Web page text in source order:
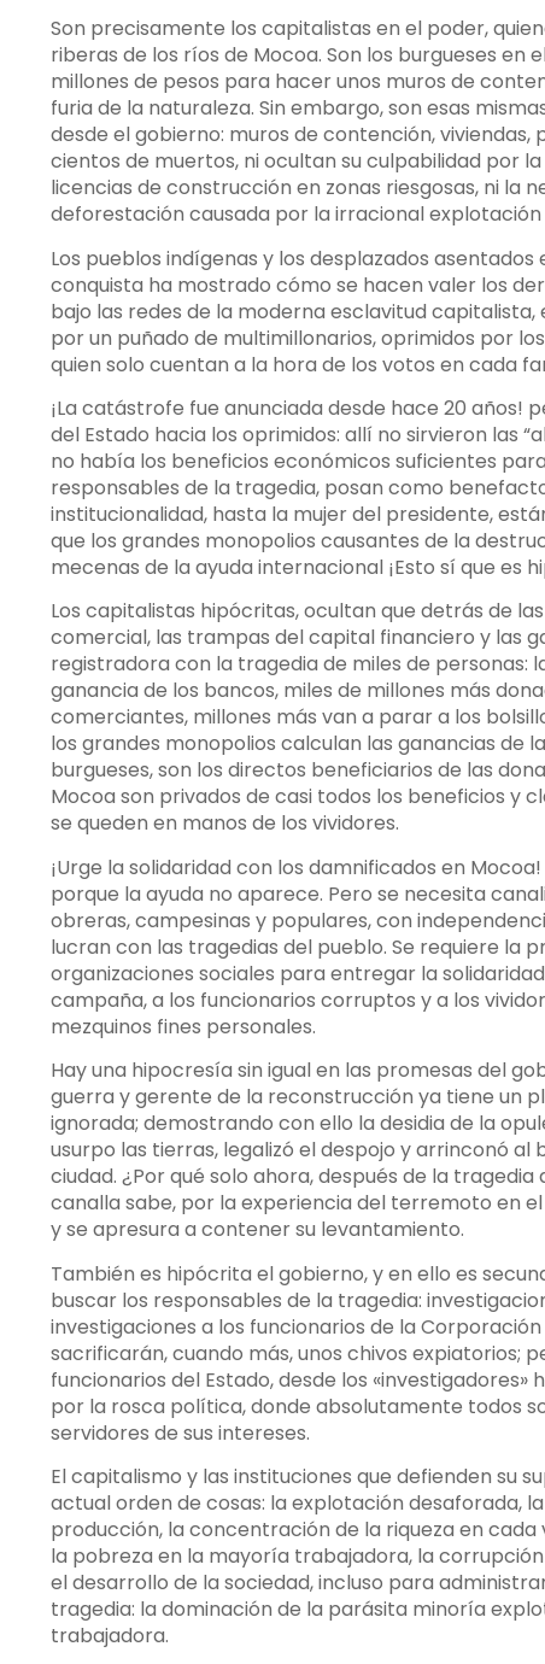
Son precisamente los capitalistas en el poder,
riberas de los ríos de Mocoa. Son los burgueses en
millones de pesos para hacer unos muros de
furia de la naturaleza. Sin embargo, son esas
desde el gobierno: muros de contención,
cientos de muertos, ni ocultan su culpabilidad por
licencias de construcción en zonas riesgosas, ni la
deforestación causada por la irracional
Los pueblos indígenas y los desplazados
conquista ha mostrado cómo se hacen valer los
bajo las redes de la moderna esclavitud
por un puñado de multimillonarios, oprimidos por
quien solo cuentan a la hora de los votos en cada
¡La catástrofe fue anunciada desde hace 20
del Estado hacia los oprimidos: allí no sirvieron las
no había los beneficios económicos suficientes
responsables de la tragedia, posan como
institucionalidad, hasta la mujer del presidente,
que los grandes monopolios causantes de la
mecenas de la ayuda internacional ¡Esto sí que es
Los capitalistas hipócritas, ocultan que detrás de
comercial, las trampas del capital financiero y las
registradora con la tragedia de miles de personas:
ganancia de los bancos, miles de millones más
comerciantes, millones más van a parar a los
los grandes monopolios calculan las ganancias de
burgueses, son los directos beneficiarios de las
Mocoa son privados de casi todos los beneficios y
se queden en manos de los vividores.
¡Urge la solidaridad con los damnificados en
porque la ayuda no aparece. Pero se necesita
obreras, campesinas y populares, con
lucran con las tragedias del pueblo. Se requiere la
organizaciones sociales para entregar la
campaña, a los funcionarios corruptos y a los
mezquinos fines personales.
Hay una hipocresía sin igual en las promesas del
guerra y gerente de la reconstrucción ya tiene un
ignorada; demostrando con ello la desidia de la
usurpo las tierras, legalizó el despojo y arrinconó
ciudad. ¿Por qué solo ahora, después de la
canalla sabe, por la experiencia del terremoto en
y se apresura a contener su levantamiento.
También es hipócrita el gobierno, y en ello es
buscar los responsables de la tragedia:
investigaciones a los funcionarios de la
sacrificarán, cuando más, unos chivos expiatorios;
funcionarios del Estado, desde los
por la rosca política, donde absolutamente todos
servidores de sus intereses.
El capitalismo y las instituciones que defienden su
actual orden de cosas: la explotación desaforada,
producción, la concentración de la riqueza en
la pobreza en la mayoría trabajadora, la
el desarrollo de la sociedad, incluso para
tragedia: la dominación de la parásita minoría
trabajadora.